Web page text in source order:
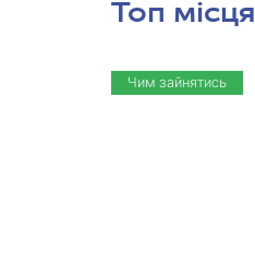
Топ місця
Чим зайнятись